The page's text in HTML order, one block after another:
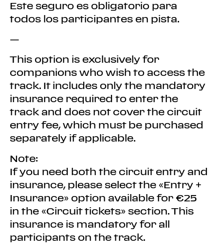
Este seguro es obligatorio para
todos los participantes en pista.
—
This option is exclusively for
companions who wish to access the
track. It includes only the mandatory
insurance required to enter the
track and does not cover the circuit
entry fee, which must be purchased
separately if applicable.
Note:
If you need both the circuit entry and
insurance, please select the «Entry +
Insurance» option available for €25
in the «Circuit tickets» section. This
insurance is mandatory for all
participants on the track.